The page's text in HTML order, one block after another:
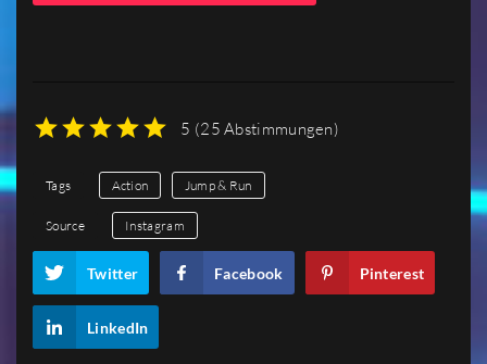
5 (25 Abstimmungen)
Tags Action Jump & Run
Source Instagram
Twitter Facebook Pinterest
LinkedIn